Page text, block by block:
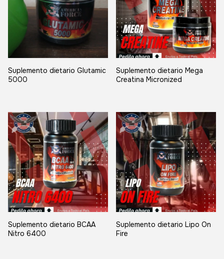
Suplemento dietario Glutamic
5000
Suplemento dietario Mega
Creatina Micronized
Suplemento dietario BCAA
Nitro 6400
Suplemento dietario Lipo On
Fire